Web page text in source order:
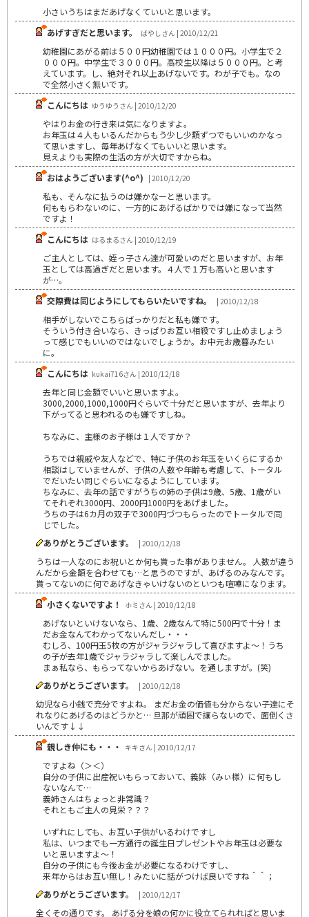
小さいうちはまだあげなくていいと思います。
あげすぎだと思います。
ばやしさん | 2010/12/21
幼稚園にあがる前は５００円幼稚園では１０００円。小学生で２
０００円。中学生で３０００円。高校生以降は５０００円。と考
えています。し、絶対それ以上あげないです。わが子でも。なの
で全然小さく無いです。
こんにちは ゆうゆうさん | 2010/12/20
やはりお金の行き来は気になりますよ。
お年玉は４人もいるんだからもう少し少額ずつでもいいのかなっ
て思いますし、毎年あげなくてもいいと思います。
見えよりも実際の生活の方が大切ですからね。
おはようございます(^o^) | 2010/12/20
私も、そんなに払うのは嫌かなーと思います。
何ももらわないのに、一方的にあげるばかりでは嫌になって当然
ですよ！
こんにちは はるまるさん | 2010/12/19
ご主人としては、姪っ子さん達が可愛いのだと思いますが、お年
玉としては高過ぎだと思います。４人で１万も高いと思います
が…。
交際費は同じようにしてもらいたいですね。
| 2010/12/18
相手がしないでこちらばっかりだと私も嫌です。
そういう付き合いなら、きっぱりお互い相殺ですし止めましょう
って感じでもいいのではないでしょうか。お中元お歳暮みたい
に。
こんにちは kukai716さん | 2010/12/18
去年と同じ金額でいいと思いますよ。
3000,2000,1000,1000円ぐらいで十分だと思いますが、去年より
下がってると思われるのも嫌ですしね。
ちなみに、主様のお子様は１人ですか？
うちでは親戚や友人などで、特に子供のお年玉をいくらにするか
相談はしていませんが、子供の人数や年齢も考慮して、トータル
でだいたい同じぐらいになるようにしています。
ちなみに、去年の話ですがうちの姉の子供は9歳、5歳、1歳がい
てそれぞれ3000円、2000円1000円をあげました。
うちの子は6カ月の双子で3000円づつもらったのでトータルで同
じでした。
ありがとうございます。
| 2010/12/18
うちは一人なのにお祝いとか何も貰った事がありません。 人数が違う
んだから金額を合わせても…と思うのですが、あげるのみなんです。
貰ってないのに何であげなきゃいけないのといつも喧嘩になります。
小さくないですよ！
ホミさん | 2010/12/18
あげないといけないなら、1歳、2歳なんて特に500円で十分！ま
だお金なんてわかってないんだし・・・
むしろ、100円玉5枚の方がジャラジャラして喜びますよ～！うち
の子が去年1歳でジャラジャラして楽しんでました。
まぁ私なら、もらってないからあげない。を通しますが。(笑)
ありがとうございます。
| 2010/12/18
幼児なら小銭で充分ですよね。 まだお金の価値も分からない子達にそ
れなりにあげるのはどうかと… 旦那が頑固で譲らないので、面倒くさ
いんです↓↓
親しき仲にも・・・
キキさん | 2010/12/17
ですよね（＞＜）
自分の子供に出産祝いもらっておいて、義妹（みぃ様）に何もし
ないなんて…
義姉さんはちょっと非常識？
それともご主人の見栄？？？
いずれにしても、お互い子供がいるわけですし
私は、いつまでも一方通行の誕生日プレゼントやお年玉は必要な
いと思いますよ～！
自分の子供にも今後お金が必要になるわけですし、
来年からはお互い無し！みたいに話がつけば良いですね＾＾；
ありがとうございます。
| 2010/12/17
全くその通りです。 あげる分を娘の何かに役立てられればと思いま